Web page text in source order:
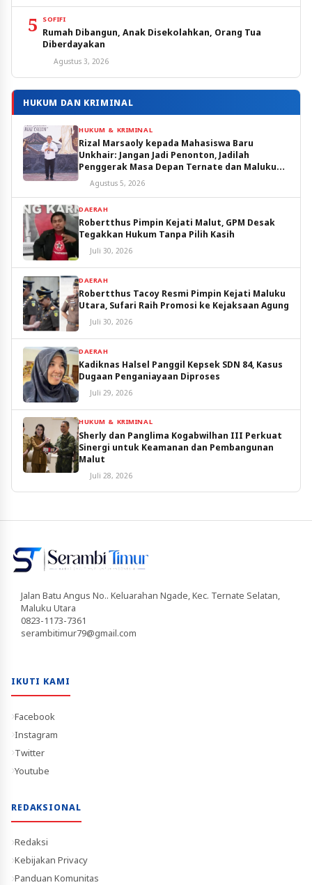
5 SOFIFI
Rumah Dibangun, Anak Disekolahkan, Orang Tua
Diberdayakan
Agustus 3, 2026
HUKUM DAN KRIMINAL
HUKUM & KRIMINAL
Rizal Marsaoly kepada Mahasiswa Baru
Unkhair: Jangan Jadi Penonton, Jadilah
Penggerak Masa Depan Ternate dan Maluku
Utara
Agustus 5, 2026
DAERAH
Robertthus Pimpin Kejati Malut, GPM Desak
Tegakkan Hukum Tanpa Pilih Kasih
Juli 30, 2026
DAERAH
Robertthus Tacoy Resmi Pimpin Kejati Maluku
Utara, Sufari Raih Promosi ke Kejaksaan Agung
Juli 30, 2026
DAERAH
Kadiknas Halsel Panggil Kepsek SDN 84, Kasus
Dugaan Penganiayaan Diproses
Juli 29, 2026
HUKUM & KRIMINAL
Sherly dan Panglima Kogabwilhan III Perkuat
Sinergi untuk Keamanan dan Pembangunan
Malut
Juli 28, 2026
Jalan Batu Angus No.. Keluarahan Ngade, Kec. Ternate Selatan,
Maluku Utara
0823-1173-7361
serambitimur79@gmail.com
IKUTI KAMI
Facebook
Instagram
Twitter
Youtube
REDAKSIONAL
Redaksi
Kebijakan Privacy
Panduan Komunitas